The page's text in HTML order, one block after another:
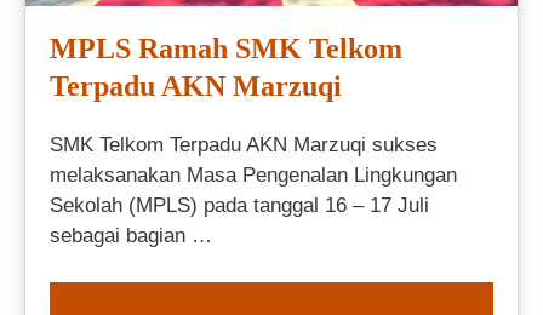
MPLS Ramah SMK Telkom
Terpadu AKN Marzuqi
SMK Telkom Terpadu AKN Marzuqi sukses
melaksanakan Masa Pengenalan Lingkungan
Sekolah (MPLS) pada tanggal 16 – 17 Juli
sebagai bagian …